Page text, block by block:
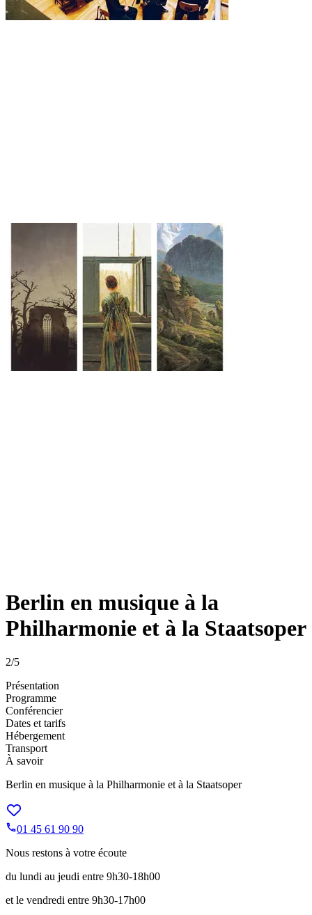
Berlin en musique à la
Philharmonie et à la Staatsoper
2/5
Présentation
Programme
Conférencier
Dates et tarifs
Hébergement
Transport
À savoir
Berlin en musique à la Philharmonie et à la Staatsoper
01 45 61 90 90
Nous restons à votre écoute
du lundi au jeudi entre 9h30-18h00
et le vendredi entre 9h30-17h00